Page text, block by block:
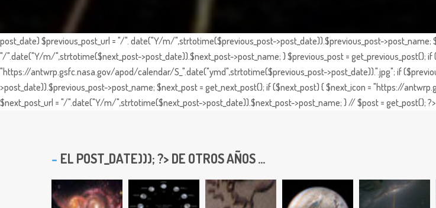
post_date) $previous_post_url = "/". date("Y/m/",strtotime($previous_post->post_date)).$previous_post->post_name;
"/".date("Y/m/",strtotime($next_post->post_date)).$next_post->post_name; } $previous_post = get_previous_post(); if
"https://antwrp.gsfc.nasa.gov/apod/calendar/S_".date("ymd",strtotime($previous_post->post_date)).".jpg"; if
>post_date)).$previous_post->post_name; $next_post = get_next_post(); if ($next_post) { $next_icon = "https://
$next_post_url = "/".date("Y/m/",strtotime($next_post->post_date)).$next_post->post_name; } // $post = get_post(); ?>
EL POST_DATE))); ?> DE OTROS AÑOS ...